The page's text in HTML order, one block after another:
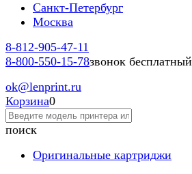
Санкт-Петербург
Москва
8-812-905-47-11
8-800-550-15-78звонок бесплатный
ok@lenprint.ru
Корзина0
поиск
Оригинальные картриджи